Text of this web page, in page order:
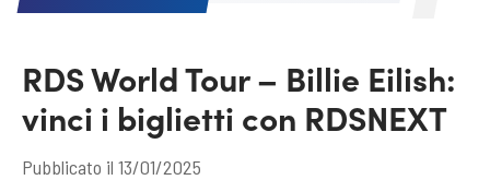
RDS World Tour – Billie Eilish:
vinci i biglietti con RDSNEXT
Pubblicato il 13/01/2025